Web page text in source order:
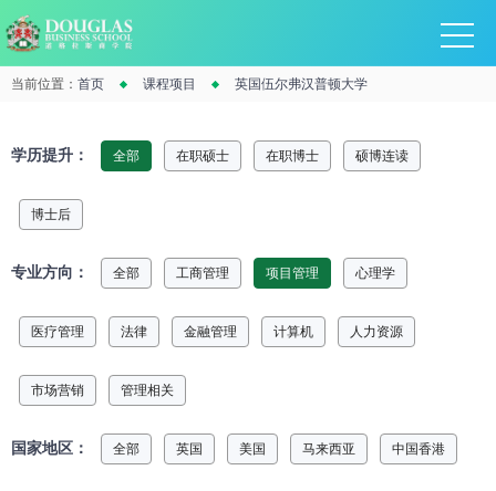
当前位置： 首页 课程项目 英国伍尔弗汉普顿大学
学历提升： 全部 在职硕士 在职博士 硕博连读
博士后
专业方向： 全部 工商管理 项目管理 心理学
医疗管理 法律 金融管理 计算机 人力资源
市场营销 管理相关
国家地区： 全部 英国 美国 马来西亚 中国香港